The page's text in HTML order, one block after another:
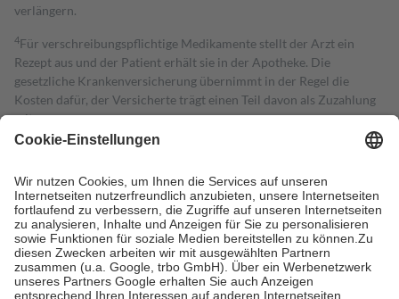
verlängern.
4Für verschreibungspflichtige Medikamente stellt der Arzt ein
Rezept aus und der Patient erhält sie in der Apotheke. Die
gesetzliche Krankenversicherung übernimmt in der Regel die
Kosten dafür, der Versicherte trägt einen Teil davon als Zuzahlung
mit.
Grundsätzlich leisten Mitglieder Zuzahlungen in Höhe von zehn
höchstens zehn Euro.
Es sind jedoch nie mehr als die tatsächlichen
Kosten der Leistung zu entrichten.
Diese Regeln gelten grundsätzlich auch für Online-Apotheken.
Bei Heilmitteln und häuslicher Krankenpflege beträgt die
Zuzahlung zehn Prozent der Kosten sowie zehn Euro je
Verordnung.
Um das Engagement der Versicherten für ihre eigene Gesundheit zu